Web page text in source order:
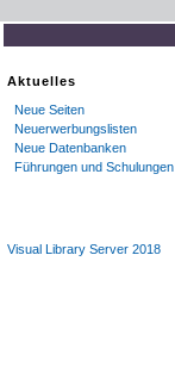
Aktuelles
Neue Seiten
Neuerwerbungslisten
Neue Datenbanken
Führungen und Schulungen
Visual Library Server 2018